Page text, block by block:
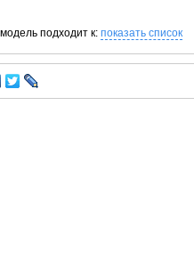
подходит к: показать список